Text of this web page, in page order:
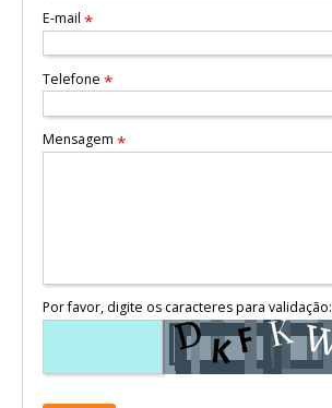
E-mail *
Telefone *
Mensagem *
Por favor, digite os caracteres para validação: